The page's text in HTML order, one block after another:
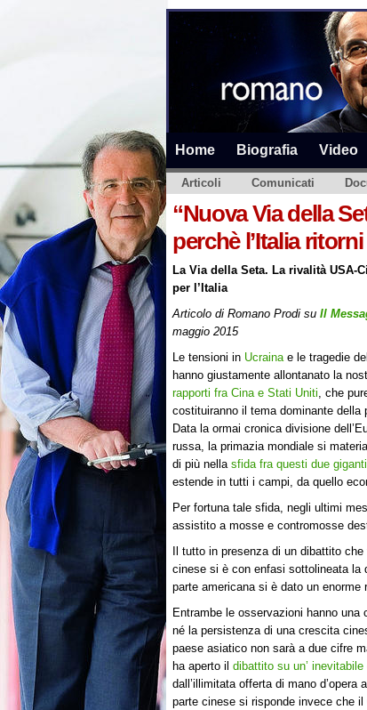
Home Biografia Video
Articoli Comunicati
“Nuova Via della
perchè l’Italia
La Via della Seta. La rivalità USA-
per l’Italia
Articolo di Romano Prodi su Il
maggio 2015
Le tensioni in Ucrainae le tragedie del
hanno giustamente allontanato la
rapporti fra Cina e Stati Uniti, che
costituiranno il tema dominante della
Data la ormai cronica divisione
russa, la primazia mondiale si
di più nella sfida fra questi due giganti
estende in tutti i campi, da quello
Per fortuna tale sfida, negli ultimi
assistito a mosse e contromosse
Il tutto in presenza di un dibattito
cinese si è con enfasi sottolineata la
parte americana si è dato un enorme
Entrambe le osservazioni hanno
né la persistenza di una crescita
paese asiatico non sarà a due cifre
ha aperto il dibattito su un’ inevitabile
dall’illimitata offerta di mano
parte cinese si risponde invece che